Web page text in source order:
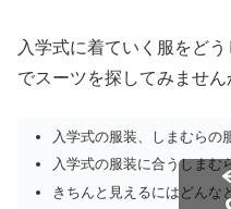
入学式に着ていく服をど
でスーツを探してみません
入学式の服装、しまむらの
入学式の服装に合うしまむ
きちんと見えるにはどんな